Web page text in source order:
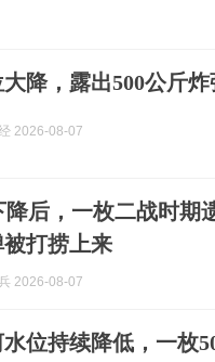
降，露出500公斤炸
2026-08-07
降后，一枚二战时期
打捞上来
2026-08-07
位持续降低，一枚